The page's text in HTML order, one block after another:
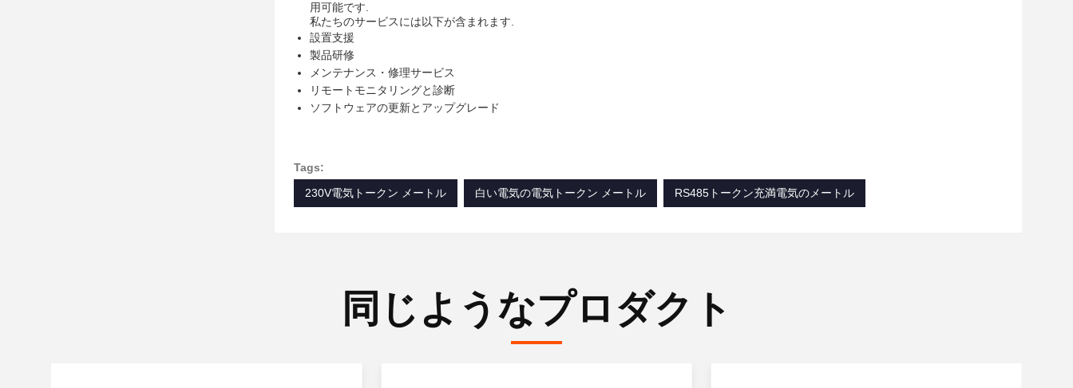
用可能です.
私たちのサービスには以下が含まれます.
設置支援
製品研修
メンテナンス・修理サービス
リモートモニタリングと診断
ソフトウェアの更新とアップグレード
Tags:
230V電気トークン メートル
白い電気の電気トークン メートル RS485トークン充満電気のメートル
同じようなプロダクト